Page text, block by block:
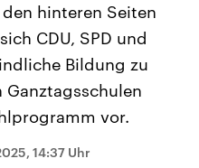
aus
USA
Aktuelle Beiträge,
Hintergründe
Wirtschaftlich und
gehören die Vereinigten
den mächtigsten Ländern
mit großem Einfluss auf
aktuelle Weltgeschehen.
hinteren Seiten
CDU, SPD und
Bildung zu
Ganztagsschulen
vor.
14:37 Uhr